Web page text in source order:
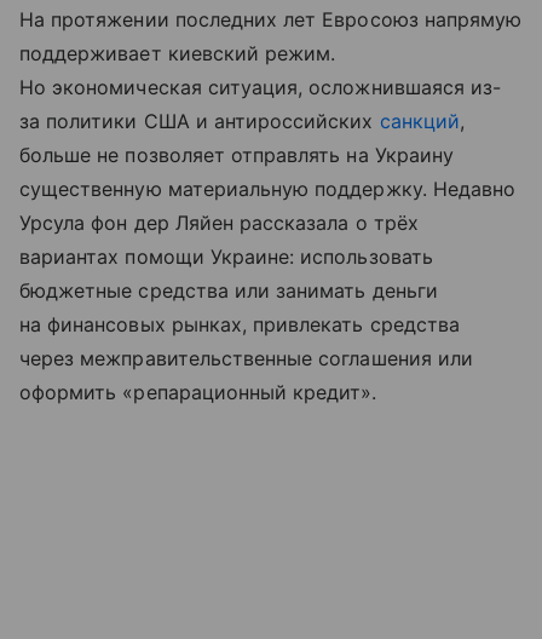
На протяжении последних лет Евросоюз напрямую
поддерживает киевский режим.
Но экономическая ситуация, осложнившаяся из-
за политики США и антироссийских санкций,
больше не позволяет отправлять на Украину
существенную материальную поддержку. Недавно
Урсула фон дер Ляйен рассказала о трёх
вариантах помощи Украине: использовать
бюджетные средства или занимать деньги
на финансовых рынках, привлекать средства
через межправительственные соглашения или
оформить «репарационный кредит».